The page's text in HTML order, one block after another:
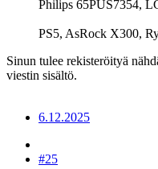
Philips 65PUS7354,
PS5, AsRock X300,
Sinun tulee rekisteröityä
viestin sisältö.
6.12.2025
#25